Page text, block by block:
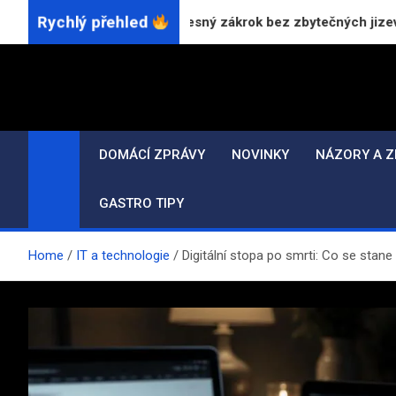
Rychlý přehled
laserem: Přesný zákrok bez zbytečných jizev
DOMÁCÍ ZPRÁVY
NOVINKY NÁZORY A
GASTRO TIPY
Home IT a technologie Digitální stopa po smrti: Co se